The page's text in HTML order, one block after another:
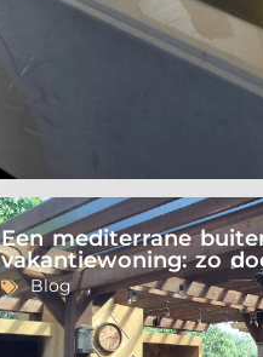
Een mediterrane
vakantiewoning: zo
Blog